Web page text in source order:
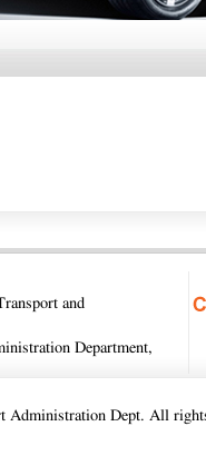
and
Department,
Administration Dept. All